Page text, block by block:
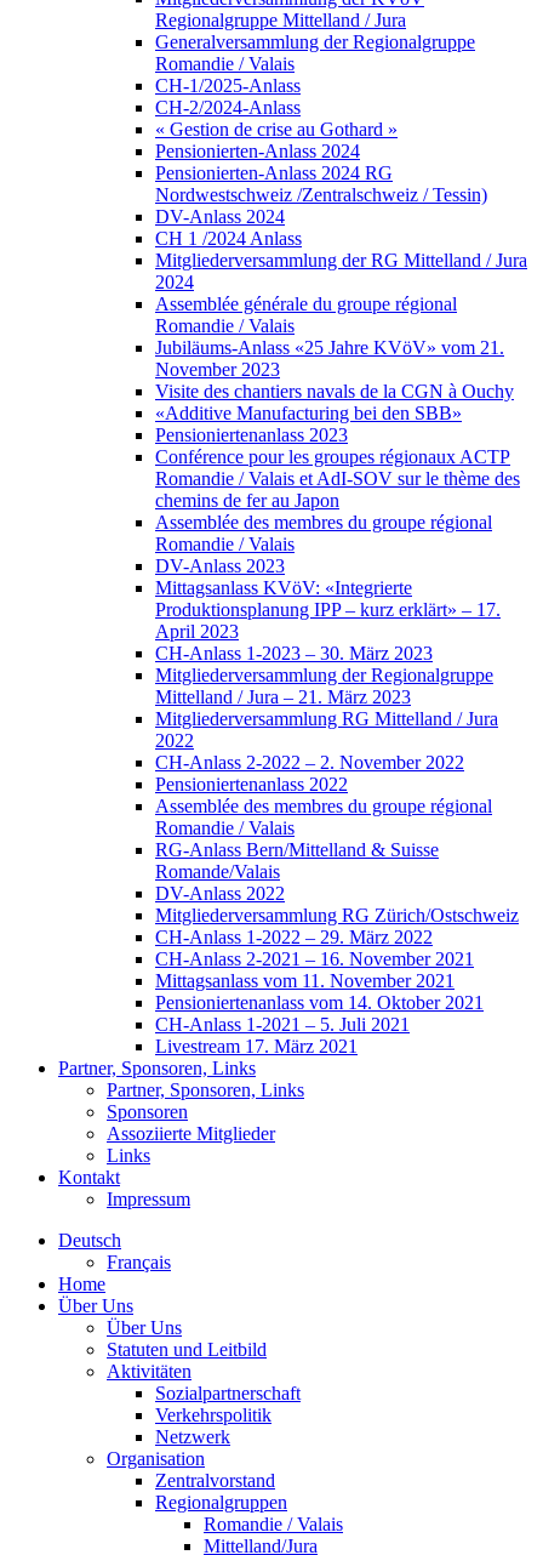
Regionalgruppe Mittelland / Jura
Generalversammlung der Regionalgruppe
Romandie / Valais
CH-1/2025-Anlass
CH-2/2024-Anlass
« Gestion de crise au Gothard »
Pensionierten-Anlass 2024
Pensionierten-Anlass 2024 RG
Nordwestschweiz /Zentralschweiz / Tessin)
DV-Anlass 2024
CH 1 /2024 Anlass
Mitgliederversammlung der RG Mittelland / Jura
2024
Assemblée générale du groupe régional
Romandie / Valais
Jubiläums-Anlass «25 Jahre KVöV» vom 21.
November 2023
Visite des chantiers navals de la CGN à Ouchy
«Additive Manufacturing bei den SBB»
Pensioniertenanlass 2023
Conférence pour les groupes régionaux ACTP
Romandie / Valais et AdI-SOV sur le thème des
chemins de fer au Japon
Assemblée des membres du groupe régional
Romandie / Valais
DV-Anlass 2023
Mittagsanlass KVöV: «Integrierte
Produktionsplanung IPP – kurz erklärt» – 17.
April 2023
CH-Anlass 1-2023 – 30. März 2023
Mitgliederversammlung der Regionalgruppe
Mittelland / Jura – 21. März 2023
Mitgliederversammlung RG Mittelland / Jura
2022
CH-Anlass 2-2022 – 2. November 2022
Pensioniertenanlass 2022
Assemblée des membres du groupe régional
Romandie / Valais
RG-Anlass Bern/Mittelland & Suisse
Romande/Valais
DV-Anlass 2022
Mitgliederversammlung RG Zürich/Ostschweiz
CH-Anlass 1-2022 – 29. März 2022
CH-Anlass 2-2021 – 16. November 2021
Mittagsanlass vom 11. November 2021
Pensioniertenanlass vom 14. Oktober 2021
CH-Anlass 1-2021 – 5. Juli 2021
Livestream 17. März 2021
Partner, Sponsoren, Links
Partner, Sponsoren, Links
Sponsoren
Assoziierte Mitglieder
Links
Kontakt
Impressum
Deutsch
Français
Home
Über Uns
Über Uns
Statuten und Leitbild
Aktivitäten
Sozialpartnerschaft
Verkehrspolitik
Netzwerk
Organisation
Zentralvorstand
Regionalgruppen
Romandie / Valais
Mittelland/Jura